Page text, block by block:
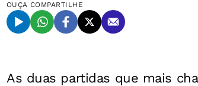
OUÇA COMPARTILHE
As duas partidas que mais